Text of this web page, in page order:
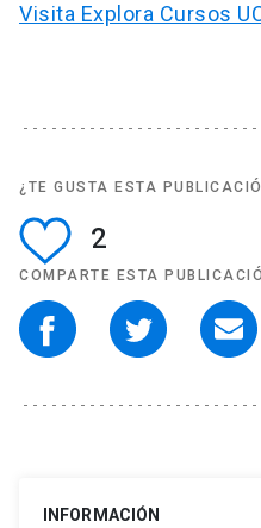
Visita Explora Cursos
¿TE GUSTA ESTA
2
COMPARTE ESTA
INFORMACIÓN